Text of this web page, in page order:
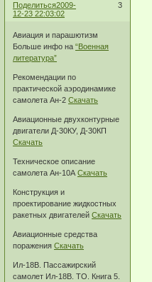
Поделиться 3
2009-
12-23 22:03:02
Авиация и парашютизм
Больше инфо на“Военная
литература”
Рекомендации по
практической аэродинамике
самолета Ан-2Скачать
Авиационные двухконтурные
двигатели Д-30КУ, Д-30КП
Скачать
Техническое описание
самолета Ан-10АСкачать
Конструкция и
проектирование жидкостных
ракетных двигателейСкачать
Авиационные средства
пораженияСкачать
Ил-18В. Пассажирский
самолет Ил-18В. ТО. Книга 5.